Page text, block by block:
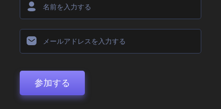
参加する